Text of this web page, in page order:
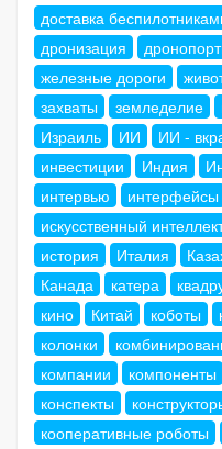
доставка
дронизация
железные дороги
захваты
земледелие
Израиль
ИИ ИИ -
инвестиции
Индия
интервью
интерфейсы
искусственный
история
Италия
Канада
катера
кино
Китай коботы
колонки
компании
компоненты
конспекты
кооперативные роботы